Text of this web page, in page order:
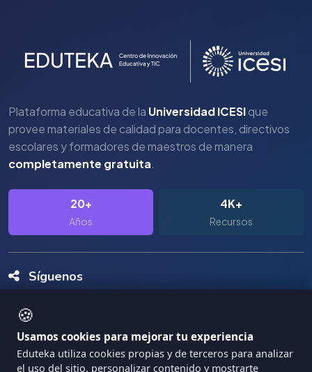
🍪
Usamos cookies para mejorar tu experiencia
Eduteka utiliza cookies propias y de terceros para analizar
el uso del sitio, personalizar contenido y mostrarte
Plataforma educativa de la Universidad ICESIque
provee materiales de calidad para docentes, directivos
escolares y formadores de maestros de manera
completamente gratuita.
20+
Años
4K+
Recursos
Síguenos